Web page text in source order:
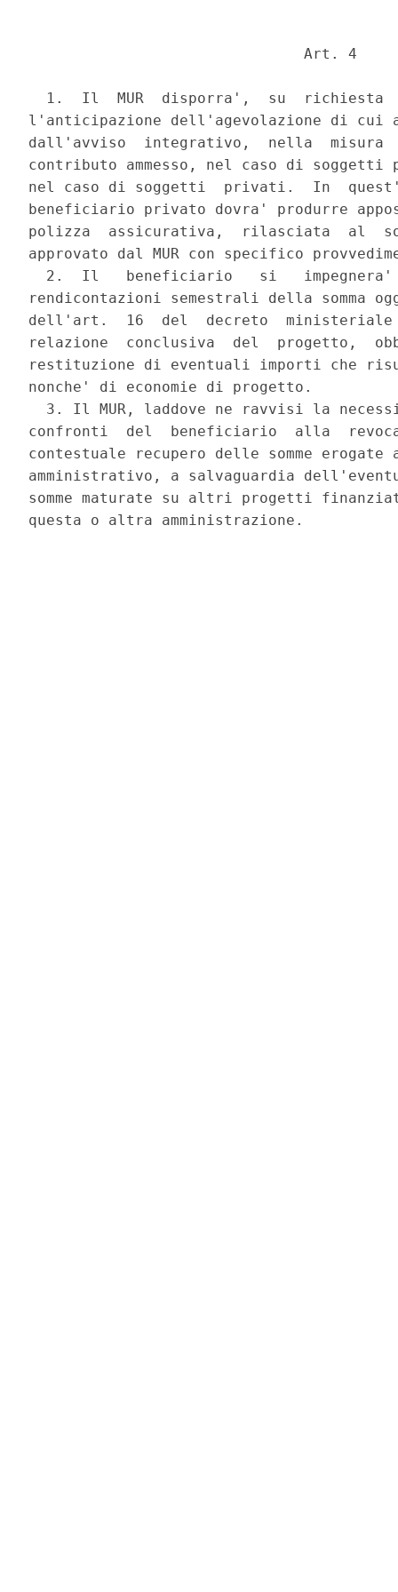
                               Art. 4
1.  Il  MUR  disporra',  su  richiesta
l'anticipazione dell'agevolazione di
dall'avviso  integrativo,  nella
contributo ammesso, nel caso di
nel caso di soggetti  privati.  In
beneficiario privato dovra' produrre
polizza  assicurativa,  rilasciata  al
approvato dal MUR con specifico
2.  Il   beneficiario   si
rendicontazioni semestrali della somma
dell'art.  16  del  decreto
relazione  conclusiva  del  progetto,
restituzione di eventuali importi che
nonche' di economie di progetto.
3. Il MUR, laddove ne ravvisi la
confronti  del  beneficiario  alla
contestuale recupero delle somme
amministrativo, a salvaguardia
somme maturate su altri progetti